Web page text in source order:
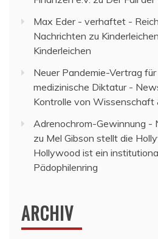
Max Eder - verhaftet -
Nachrichten zu
Kinderleichen
Neuer Pandemie-Vertrag
medizinische Diktatur -
Kontrolle von Wissenschaft
Adrenochrom-Gewinnung -
zu Mel Gibson stellt die
Hollywood ist ein
Pädophilenring
ARCHIV